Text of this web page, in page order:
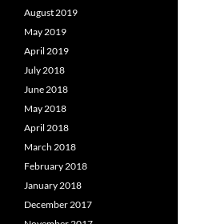
August 2019
May 2019
April 2019
July 2018
June 2018
May 2018
April 2018
March 2018
February 2018
January 2018
December 2017